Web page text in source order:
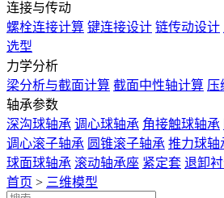
连接与传动
螺栓连接计算 键连接设计 链传动设计
选型
力学分析
梁分析与截面计算 截面中性轴计算 压
轴承参数
深沟球轴承 调心球轴承 角接触球轴承
调心滚子轴承 圆锥滚子轴承 推力球轴
球面球轴承 滚动轴承座 紧定套 退卸
首页 > 三维模型